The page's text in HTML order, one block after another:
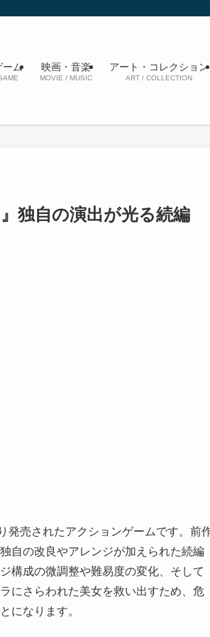
ーム 映画・音楽
MOVIE / MUSIC
アート・コレクション
ART / COLLECTION
独自の演出が光る続編
発売されたアクションゲームです。前
自の改良やアレンジが加えられた続編
構成の微調整や難易度の変化、そして
にさらわれた美女を救い出すため、危
になります。